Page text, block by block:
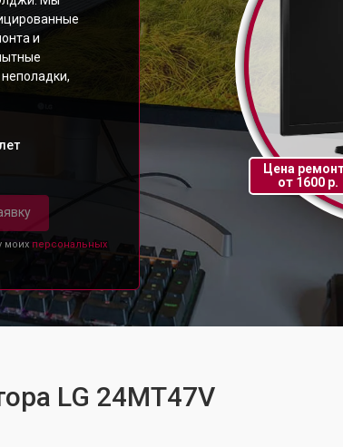
и
моих персональных
Цена
от 1600 р.
LG 24MT47V